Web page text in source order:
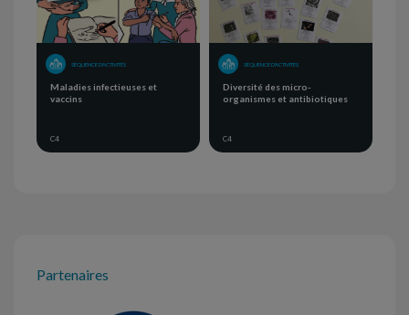
SÉQUENCE D'ACTIVITÉS
Maladies infectieuses et
vaccins
C4
SÉQUENCE D'ACTIVITÉS
Diversité des micro-
organismes et antibiotiques
C4
Partenaires